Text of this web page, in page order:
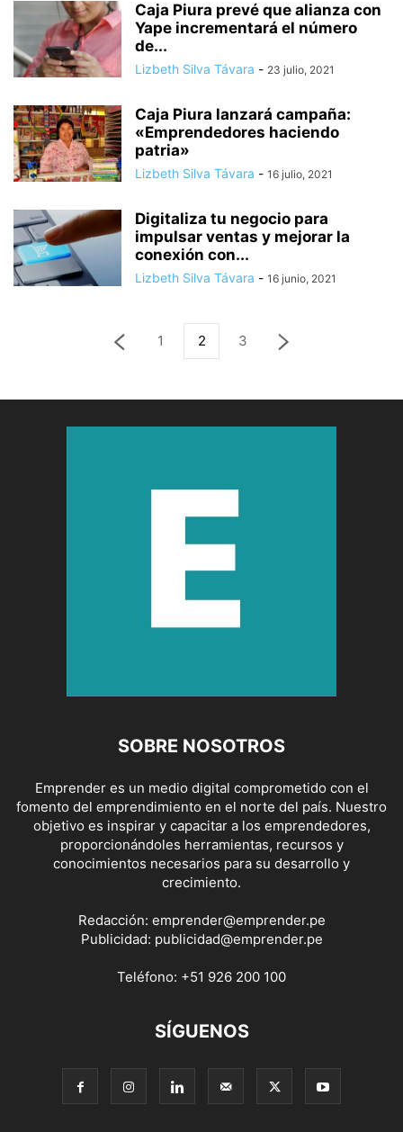
Caja Piura prevé que alianza con
Yape incrementará el número
de...
Lizbeth Silva Távara - 23 julio, 2021
Caja Piura lanzará campaña:
«Emprendedores haciendo
patria»
Lizbeth Silva Távara - 16 julio, 2021
Digitaliza tu negocio para
impulsar ventas y mejorar la
conexión con...
Lizbeth Silva Távara - 16 junio, 2021
1 2 3
SOBRE NOSOTROS
Emprender es un medio digital comprometido con el
fomento del emprendimiento en el norte del país. Nuestro
objetivo es inspirar y capacitar a los emprendedores,
proporcionándoles herramientas, recursos y
conocimientos necesarios para su desarrollo y
crecimiento.
Redacción: emprender@emprender.pe
Publicidad: publicidad@emprender.pe
Teléfono: +51 926 200 100
SÍGUENOS